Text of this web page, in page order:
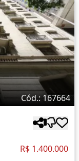
Cód.: 167664
R$ 1.400.000